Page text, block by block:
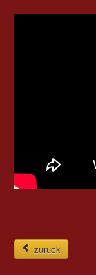
zurück